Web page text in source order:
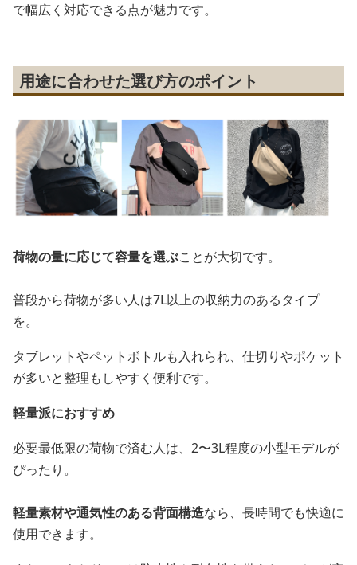
で幅広く対応できる点が魅力です。
用途に合わせた選び方のポイント
荷物の量に応じて容量を選ぶことが大切です。
普段から荷物が多い人は7L以上の収納力のあるタイプ
を。
タブレットやペットボトルも入れられ、仕切りやポケット
が多いと整理もしやすく便利です。
軽量派におすすめ
必要最低限の荷物で済む人は、2〜3L程度の小型モデルが
ぴったり。
軽量素材や通気性のある背面構造なら、長時間でも快適に
使用できます。